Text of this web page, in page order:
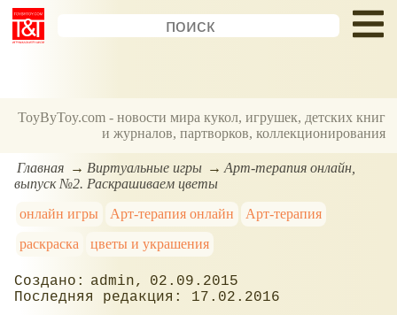
ToyByToy.com - новости мира кукол, игрушек, детских книг
и журналов, партворков, коллекционирования
Главная Виртуальные игры
Арт-терапия онлайн,
выпуск №2. Раскрашиваем цветы
онлайн игры
Арт-терапия онлайн
Арт-терапия
раскраска
цветы и украшения
admin
02.09.2015
17.02.2016